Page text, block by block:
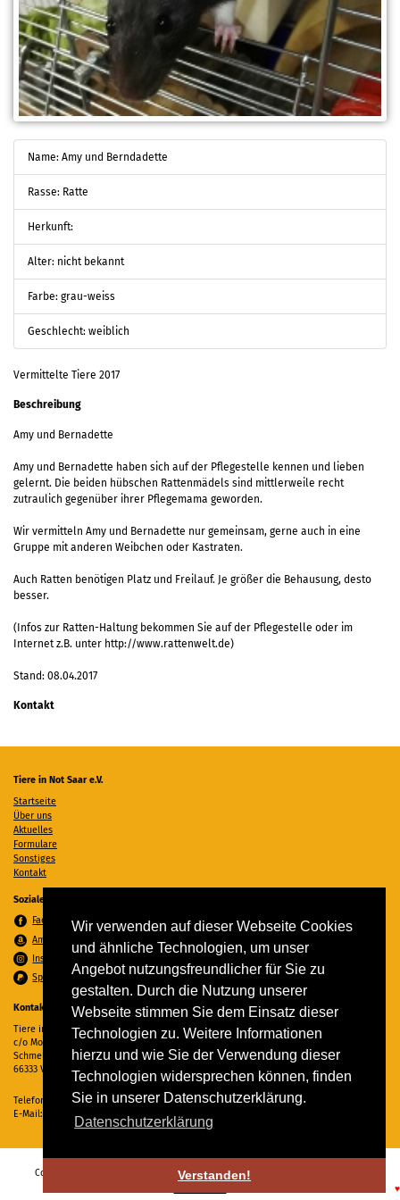
Wir verwenden auf dieser Webseite Cookies
und ähnliche Technologien, um unser
Angebot nutzungsfreundlicher für Sie zu
gestalten. Durch die Nutzung unserer
Webseite stimmen Sie dem Einsatz dieser
Technologien zu. Weitere Informationen
hierzu und wie Sie der Verwendung dieser
Technologien widersprechen können, finden
Sie in unserer Datenschutzerklärung.
Datenschutzerklärung
Verstanden!
Name: Amy und Berndadette
Rasse: Ratte
Herkunft:
Alter: nicht bekannt
Farbe: grau-weiss
Geschlecht: weiblich
Vermittelte Tiere 2017
Beschreibung
Amy und Bernadette
Amy und Bernadette haben sich auf der Pflegestelle kennen und lieben
gelernt. Die beiden hübschen Rattenmädels sind mittlerweile recht
zutraulich gegenüber ihrer Pflegemama geworden.
Wir vermitteln Amy und Bernadette nur gemeinsam, gerne auch in eine
Gruppe mit anderen Weibchen oder Kastraten.
Auch Ratten benötigen Platz und Freilauf. Je größer die Behausung, desto
besser.
(Infos zur Ratten-Haltung bekommen Sie auf der Pflegestelle oder im
Internet z.B. unter http://www.rattenwelt.de)
Stand: 08.04.2017
Kontakt
Tiere in Not Saar e.V.
Startseite
Über uns
Aktuelles
Formulare
Sonstiges
Kontakt
Soziale Medien
Facebook
Amazon Wunschzettel
Instagram
Spenden per PayPal
Kontakt
Tiere in Not Saar e.V.
c/o Monika Ewen
Schmelzer Straße 22
66333 Völklingen
Telefon:
06898 294862
E-Mail:
info@tiere-in-not-saar.de
Copyright © 2026 Tiere in Not Saar e.V. Alle Rechte vorbehalten. -
♥